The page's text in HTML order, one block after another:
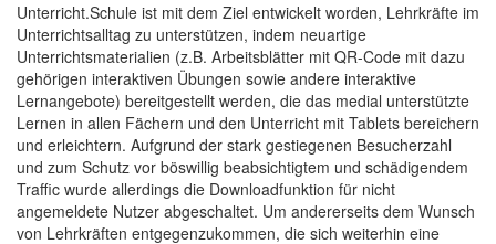
Unterricht.Schule ist mit dem Ziel entwickelt worden, Lehrkräfte im
Unterrichtsalltag zu unterstützen, indem neuartige
Unterrichtsmaterialien (z.B. Arbeitsblätter mit QR-Code mit dazu
gehörigen interaktiven Übungen sowie andere interaktive
Lernangebote) bereitgestellt werden, die das medial unterstützte
Lernen in allen Fächern und den Unterricht mit Tablets bereichern
und erleichtern. Aufgrund der stark gestiegenen Besucherzahl
und zum Schutz vor böswillig beabsichtigtem und schädigendem
Traffic wurde allerdings die Downloadfunktion für nicht
angemeldete Nutzer abgeschaltet. Um andererseits dem Wunsch
von Lehrkräften entgegenzukommen, die sich weiterhin eine